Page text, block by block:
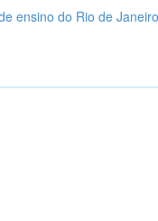
ensino do Rio de Janeiro